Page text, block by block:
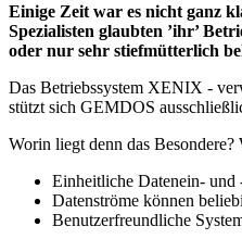
Einige Zeit war es nicht ganz
Spezialisten glaubten ’ihr’
oder nur sehr stiefmütterlich
Das Betriebssystem XENIX -
stützt sich GEMDOS
Worin liegt denn das
Einheitliche Datenein- und
Datenströme können
Benutzerfreundliche